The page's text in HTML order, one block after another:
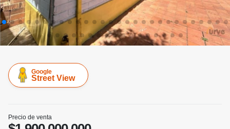
Google
Street View
Precio de venta